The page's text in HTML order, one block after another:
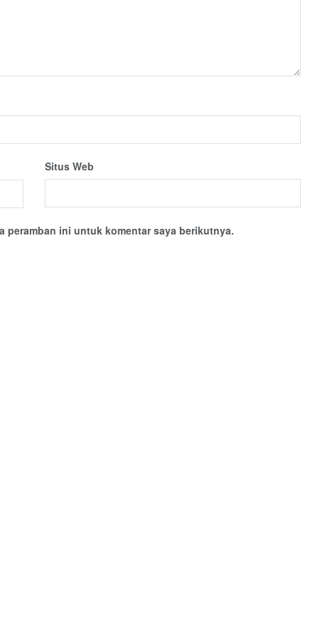
Situs Web
peramban ini untuk komentar saya berikutnya.